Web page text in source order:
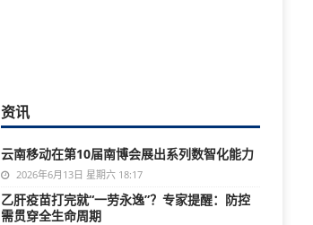
资讯
云南移动在第10届南博会展出系列数智化能力
2026年6月13日 星期六 18:17
乙肝疫苗打完就“一劳永逸”？专家提醒：防控
需贯穿全生命周期